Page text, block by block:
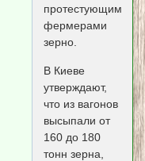
протестующими
фермерами
зерно.
В Киеве
утверждают,
что из вагонов
высыпали от
160 до 180
тонн зерна,